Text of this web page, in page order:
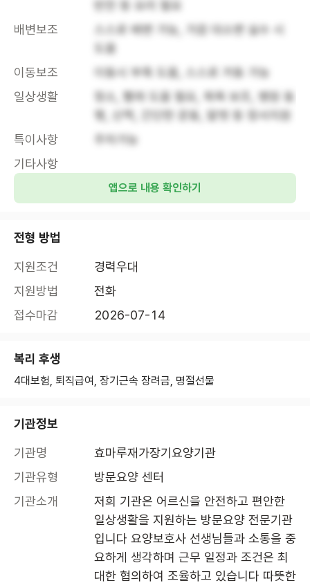
반찬 등 요리 필요
배변보조
스스로 배변 가능, 가끔 대소변 실수 시
도움
이동보조
이동시 부축 도움, 스스로 거동 가능
일상생활
청소, 빨래 도움 필요, 목욕 보조, 병원 동
행, 산책, 간단한 운동, 말벗 등 정서지원
특이사항
주차가능
기타사항
앱으로 내용 확인하기
전형 방법
지원조건
경력우대
지원방법
전화
접수마감
2026-07-14
복리 후생
4대보험, 퇴직급여, 장기근속 장려금, 명절선물
기관정보
기관명
효마루재가장기요양기관
기관유형
방문요양 센터
기관소개
저희 기관은 어르신을 안전하고 편안한
일상생활을 지원하는 방문요양 전문기관
입니다 요양보호사 선생님들과 소통을 중
요하게 생각하며 근무 일정과 조건은 최
대한 협의하여 조율하고 있습니다 따뜻한